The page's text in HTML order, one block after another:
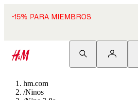
-15% PARA MIEMBROS
hm.com
/Ninos